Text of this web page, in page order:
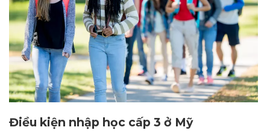
Điều kiện nhập học cấp 3 ở Mỹ